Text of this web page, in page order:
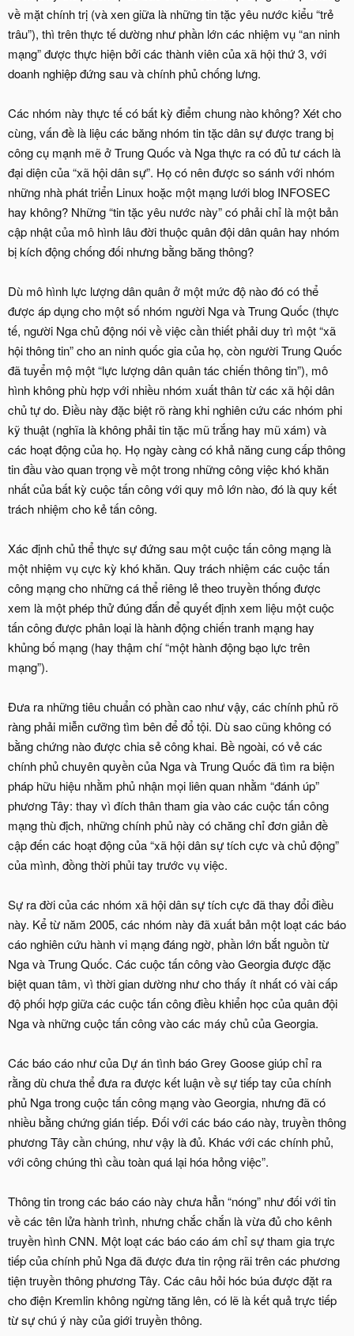
về mặt chính trị (và xen giữa là những tin tặc yêu nước kiểu “trẻ
trâu”), thì trên thực tế dường như phần lớn các nhiệm vụ “an ninh
mạng” được thực hiện bởi các thành viên của xã hội thứ 3, với
doanh nghiệp đứng sau và chính phủ chống lưng.
Các nhóm này thực tế có bất kỳ điểm chung nào không? Xét cho
cùng, vấn đề là liệu các băng nhóm tin tặc dân sự được trang bị
công cụ mạnh mẽ ở Trung Quốc và Nga thực ra có đủ tư cách là
đại diện của “xã hội dân sự”. Họ có nên được so sánh với nhóm
những nhà phát triển Linux hoặc một mạng lưới blog INFOSEC
hay không? Những “tin tặc yêu nước này” có phải chỉ là một bản
cập nhật của mô hình lâu đời thuộc quân đội dân quân hay nhóm
bị kích động chống đối nhưng bằng băng thông?
Dù mô hình lực lượng dân quân ở một mức độ nào đó có thể
được áp dụng cho một số nhóm người Nga và Trung Quốc (thực
tế, người Nga chủ động nói về việc cần thiết phải duy trì một “xã
hội thông tin” cho an ninh quốc gia của họ, còn người Trung Quốc
đã tuyển mộ một “lực lượng dân quân tác chiến thông tin”), mô
hình không phù hợp với nhiều nhóm xuất thân từ các xã hội dân
chủ tự do. Điều này đặc biệt rõ ràng khi nghiên cứu các nhóm phi
kỹ thuật (nghĩa là không phải tin tặc mũ trắng hay mũ xám) và
các hoạt động của họ. Họ ngày càng có khả năng cung cấp thông
tin đầu vào quan trọng về một trong những công việc khó khăn
nhất của bất kỳ cuộc tấn công với quy mô lớn nào, đó là quy kết
trách nhiệm cho kẻ tấn công.
Xác định chủ thể thực sự đứng sau một cuộc tấn công mạng là
một nhiệm vụ cực kỳ khó khăn. Quy trách nhiệm các cuộc tấn
công mạng cho những cá thể riêng lẻ theo truyền thống được
xem là một phép thử đúng đắn để quyết định xem liệu một cuộc
tấn công được phân loại là hành động chiến tranh mạng hay
khủng bố mạng (hay thậm chí “một hành động bạo lực trên
mạng”).
Đưa ra những tiêu chuẩn có phần cao như vậy, các chính phủ rõ
ràng phải miễn cưỡng tìm bên để đổ tội. Dù sao cũng không có
bằng chứng nào được chia sẻ công khai. Bề ngoài, có vẻ các
chính phủ chuyên quyền của Nga và Trung Quốc đã tìm ra biện
pháp hữu hiệu nhằm phủ nhận mọi liên quan nhằm “đánh úp”
phương Tây: thay vì đích thân tham gia vào các cuộc tấn công
mạng thù địch, những chính phủ này có chăng chỉ đơn giản đề
cập đến các hoạt động của “xã hội dân sự tích cực và chủ động”
của mình, đồng thời phủi tay trước vụ việc.
Sự ra đời của các nhóm xã hội dân sự tích cực đã thay đổi điều
này. Kể từ năm 2005, các nhóm này đã xuất bản một loạt các báo
cáo nghiên cứu hành vi mạng đáng ngờ, phần lớn bắt nguồn từ
Nga và Trung Quốc. Các cuộc tấn công vào Georgia được đặc
biệt quan tâm, vì thời gian dường như cho thấy ít nhất có vài cấp
độ phối hợp giữa các cuộc tấn công điều khiển học của quân đội
Nga và những cuộc tấn công vào các máy chủ của Georgia.
Các báo cáo như của Dự án tình báo Grey Goose giúp chỉ ra
rằng dù chưa thể đưa ra được kết luận về sự tiếp tay của chính
phủ Nga trong cuộc tấn công mạng vào Georgia, nhưng đã có
nhiều bằng chứng gián tiếp. Đối với các báo cáo này, truyền thông
phương Tây cần chúng, như vậy là đủ. Khác với các chính phủ,
với công chúng thì cầu toàn quá lại hóa hỏng việc”.
Thông tin trong các báo cáo này chưa hẳn “nóng” như đối với tin
về các tên lửa hành trình, nhưng chắc chắn là vừa đủ cho kênh
truyền hình CNN. Một loạt các báo cáo ám chỉ sự tham gia trực
tiếp của chính phủ Nga đã được đưa tin rộng rãi trên các phương
tiện truyền thông phương Tây. Các câu hỏi hóc búa được đặt ra
cho điện Kremlin không ngừng tăng lên, có lẽ là kết quả trực tiếp
từ sự chú ý này của giới truyền thông.